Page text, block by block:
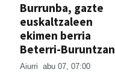
Burrunba, gazte
euskaltzaleen
ekimen berria
Beterri-Buruntzan
Aiurri abu 07, 07:00